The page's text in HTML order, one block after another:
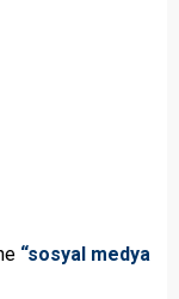
“sosyal medya